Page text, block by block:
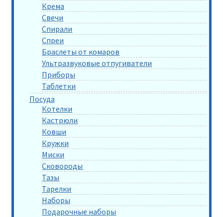
Крема
Свечи
Спирали
Спреи
Браслеты от комаров
Ультразвуковые отпугиватели
Приборы
Таблетки
Посуда
Котелки
Кастрюли
Ковши
Кружки
Миски
Сковороды
Тазы
Тарелки
Наборы
Подарочные наборы